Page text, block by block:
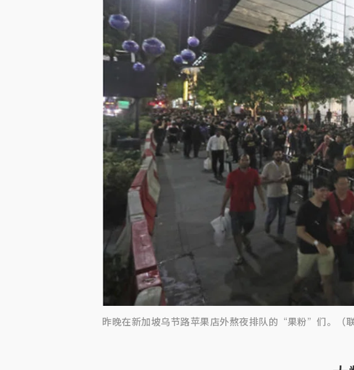
昨晚在新加坡乌节路苹果店外熬夜排队的“果粉”们。（联